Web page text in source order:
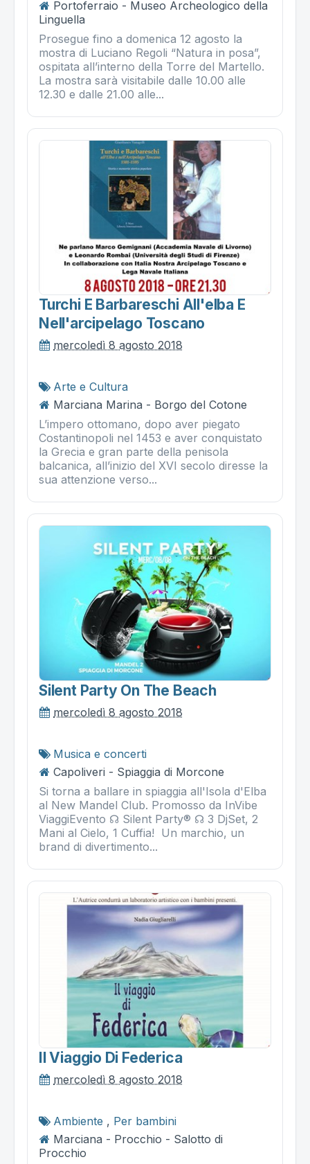
Portoferraio - Museo Archeologico della
Linguella
Prosegue fino a domenica 12 agosto la
mostra di Luciano Regoli “Natura in posa”,
ospitata all’interno della Torre del Martello.
La mostra sarà visitabile dalle 10.00 alle
12.30 e dalle 21.00 alle...
Turchi E Barbareschi All'elba E
Nell'arcipelago Toscano
mercoledì 8 agosto 2018
Arte e Cultura
Marciana Marina - Borgo del Cotone
L’impero ottomano, dopo aver piegato
Costantinopoli nel 1453 e aver conquistato
la Grecia e gran parte della penisola
balcanica, all’inizio del XVI secolo diresse la
sua attenzione verso...
Silent Party On The Beach
mercoledì 8 agosto 2018
Musica e concerti
Capoliveri - Spiaggia di Morcone
Si torna a ballare in spiaggia all'Isola d'Elba
al New Mandel Club. Promosso da InVibe
ViaggiEvento ☊ Silent Party® ☊ 3 DjSet, 2
Mani al Cielo, 1 Cuffia! Un marchio, un
brand di divertimento...
Il Viaggio Di Federica
mercoledì 8 agosto 2018
Ambiente , Per bambini
Marciana - Procchio - Salotto di
Procchio